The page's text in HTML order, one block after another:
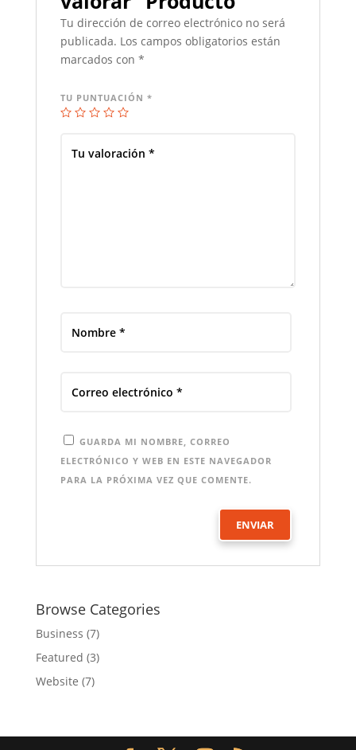
Tu dirección de correo electrónico no será
publicada. Los campos obligatorios están
marcados con *
TU PUNTUACIÓN *
GUARDA MI NOMBRE, CORREO
ELECTRÓNICO Y WEB EN ESTE NAVEGADOR
PARA LA PRÓXIMA VEZ QUE COMENTE.
Browse Categories
Business (7)
Featured (3)
Website (7)